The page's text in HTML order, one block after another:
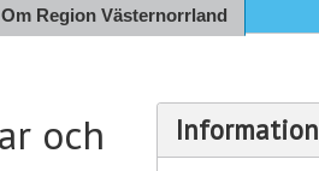
Om Region Västernorrland
och
Information